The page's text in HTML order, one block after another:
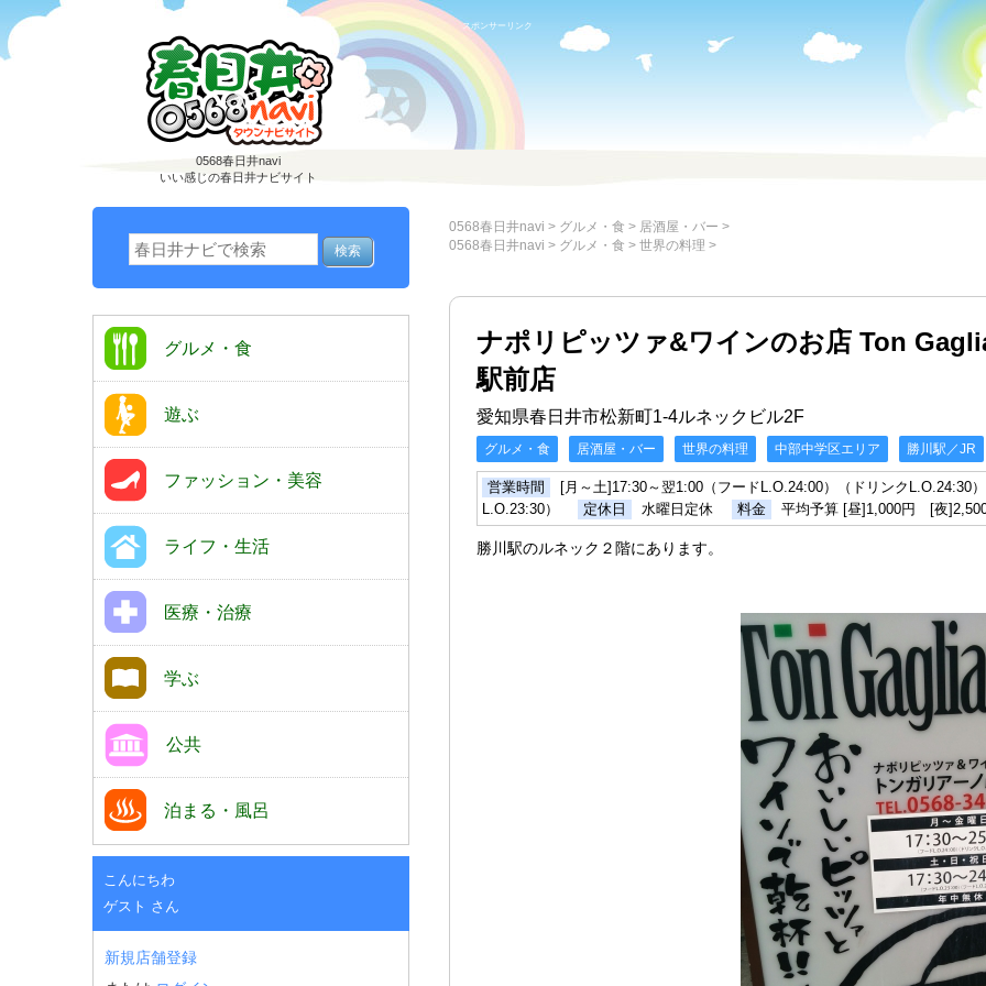
0568春日井navi
いい感じの春日井ナビサイト
スポンサーリンク
0568春日井navi > グルメ・食 > 居酒屋・バー >
0568春日井navi > グルメ・食 > 世界の料理 >
ナポリピッツァ&ワインのお店 Ton
駅前店
愛知県春日井市松新町1-4ルネックビル2F
グルメ・食 居酒屋・バー 世界の料理 中部中学区エリア 勝川駅／JR
営業時間
[月～土]17:30～翌1:00（フードL.O.24:00）（ドリンク
L.O.23:30）
定休日 水曜日定休 料金 平均予算 [昼]1,000円 [夜
勝川駅のルネック２階にあります。
グルメ・食
遊ぶ
ファッション・美容
ライフ・生活
医療・治療
学ぶ
公共
泊まる・風呂
こんにちわ
ゲスト さん
新規店舗登録